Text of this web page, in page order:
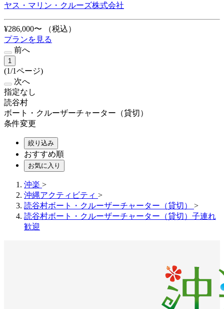
ヤス・マリン・クルーズ株式会社
¥286,000〜
（税込）
プランを見る
前へ
1
(1/1ページ)
次へ
指定なし
読谷村
ボート・クルーザーチャーター（貸切）
条件変更
絞り込み
おすすめ順
お気に入り
沖楽 >
沖縄アクティビティ >
読谷村ボート・クルーザーチャーター（貸切） >
読谷村ボート・クルーザーチャーター（貸切）子連れ
歓迎